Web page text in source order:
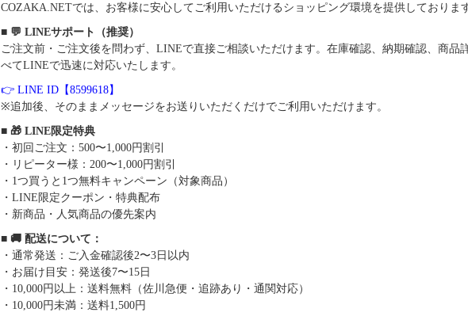
COZAKA.NETでは、お客様に安心してご利用いただけるショッピング環境を提供しておりま
■ 💬 LINEサポート（推奨）
ご注文前・ご注文後を問わず、LINEで直接ご相談いただけます。在庫確認、納期確認、商品
べてLINEで迅速に対応いたします。
👉 LINE ID【8599618】
※追加後、そのままメッセージをお送りいただくだけでご利用いただけます。
■ 🎁 LINE限定特典
・初回ご注文：500〜1,000円割引
・リピーター様：200〜1,000円割引
・1つ買うと1つ無料キャンペーン（対象商品）
・LINE限定クーポン・特典配布
・新商品・人気商品の優先案内
■ 🚚 配送について：
・通常発送：ご入金確認後2〜3日以内
・お届け目安：発送後7〜15日
・10,000円以上：送料無料（佐川急便・追跡あり・通関対応）
・10,000円未満：送料1,500円